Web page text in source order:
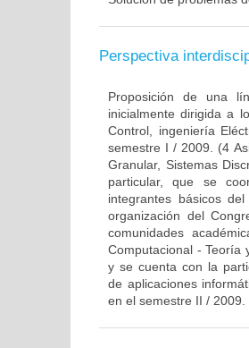
Perspectiva
Proposición de una
inicialmente dirigida a
Control, ingeniería
semestre I / 2009. (4
Granular, Sistemas
particular, que se
integrantes básicos
organización del
comunidades
Computacional - Teoría
y se cuenta con la
de aplicaciones
en el semestre II / 2009.